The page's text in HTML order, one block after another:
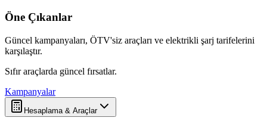
Öne Çıkanlar
Güncel kampanyaları, ÖTV'siz araçları ve elektrikli şarj tarifelerini
karşılaştır.
Sıfır araçlarda güncel fırsatlar.
Kampanyalar
Hesaplama & Araçlar